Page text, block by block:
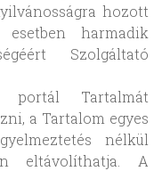
hozott
harmadik
Szolgáltató
Tartalmát
a Tartalom egyes
nélkül
eltávolíthatja. A